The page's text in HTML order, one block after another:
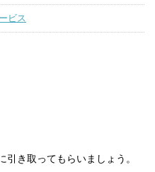
ビス
き取ってもらいましょう。